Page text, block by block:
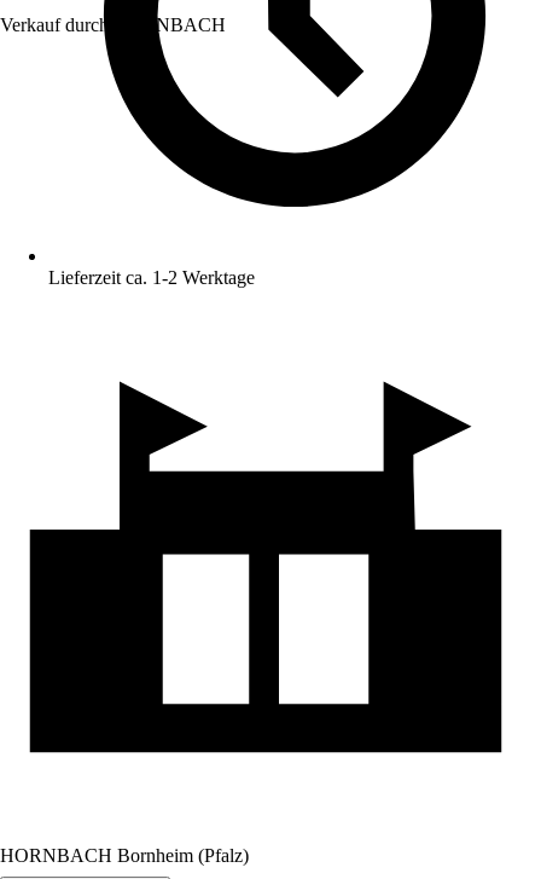
Verkauf durch: HORNBACH
Lieferzeit ca. 1-2 Werktage
HORNBACH Bornheim (Pfalz)